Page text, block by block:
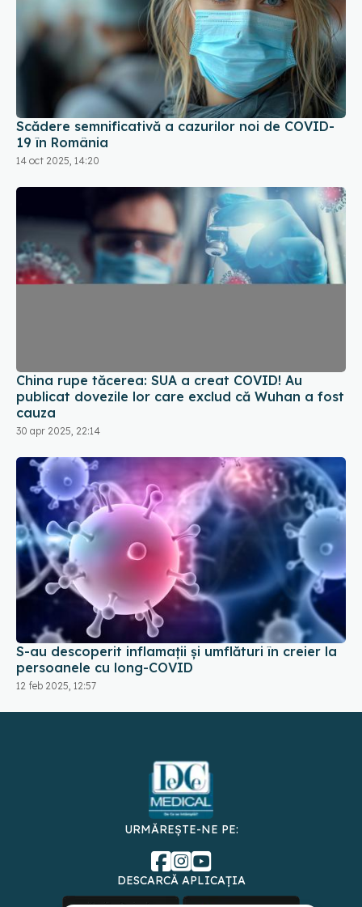
Scădere semnificativă a cazurilor noi de COVID-
19 în România
14 oct 2025, 14:20
China rupe tăcerea: SUA a creat COVID! Au
publicat dovezile lor care exclud că Wuhan a fost
cauza
30 apr 2025, 22:14
S-au descoperit inflamaţii și umflături în creier la
persoanele cu long-COVID
12 feb 2025, 12:57
URMĂREȘTE-NE PE:
DESCARCĂ APLICAȚIA